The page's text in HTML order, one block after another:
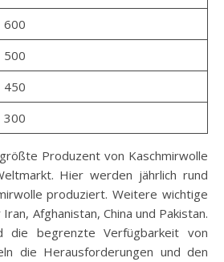
600
500
450
300
Produzent von Kaschmirwolle
Hier werden jährlich rund
produziert. Weitere wichtige
Afghanistan, China und Pakistan.
die begrenzte Verfügbarkeit von
die Herausforderungen und den